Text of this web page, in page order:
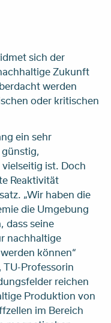
sich der
Zukunft
werden
oder kritischen
ein sehr
ist. Doch
Reaktivität
„Wir haben die
die Umgebung
dass seine
nachhaltige
können“
TU-Professorin
reichen
Produktion von
im Bereich